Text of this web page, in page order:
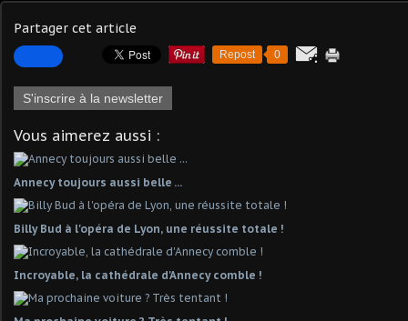
Partager cet article
Repost 0
S'inscrire à la newsletter
Vous aimerez aussi :
Annecy toujours aussi belle ...
Billy Bud à l'opéra de Lyon, une réussite totale !
Incroyable, la cathédrale d'Annecy comble !